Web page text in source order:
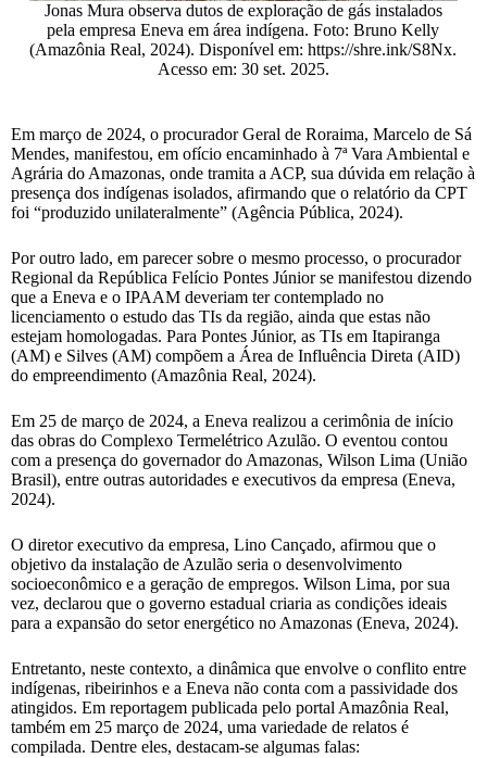
Jonas Mura observa dutos de exploração de gás instalados
pela empresa Eneva em área indígena. Foto: Bruno Kelly
(Amazônia Real, 2024). Disponível em: https://shre.ink/S8Nx.
Acesso em: 30 set. 2025.
Em março de 2024, o procurador Geral de Roraima, Marcelo de Sá
Mendes, manifestou, em ofício encaminhado à 7ª Vara Ambiental e
Agrária do Amazonas, onde tramita a ACP, sua dúvida em relação à
presença dos indígenas isolados, afirmando que o relatório da CPT
foi “produzido unilateralmente” (Agência Pública, 2024).
Por outro lado, em parecer sobre o mesmo processo, o procurador
Regional da República Felício Pontes Júnior se manifestou dizendo
que a Eneva e o IPAAM deveriam ter contemplado no
licenciamento o estudo das TIs da região, ainda que estas não
estejam homologadas. Para Pontes Júnior, as TIs em Itapiranga
(AM) e Silves (AM) compõem a Área de Influência Direta (AID)
do empreendimento (Amazônia Real, 2024).
Em 25 de março de 2024, a Eneva realizou a cerimônia de início
das obras do Complexo Termelétrico Azulão. O eventou contou
com a presença do governador do Amazonas, Wilson Lima (União
Brasil), entre outras autoridades e executivos da empresa (Eneva,
2024).
O diretor executivo da empresa, Lino Cançado, afirmou que o
objetivo da instalação de Azulão seria o desenvolvimento
socioeconômico e a geração de empregos. Wilson Lima, por sua
vez, declarou que o governo estadual criaria as condições ideais
para a expansão do setor energético no Amazonas (Eneva, 2024).
Entretanto, neste contexto, a dinâmica que envolve o conflito entre
indígenas, ribeirinhos e a Eneva não conta com a passividade dos
atingidos. Em reportagem publicada pelo portal Amazônia Real,
também em 25 março de 2024, uma variedade de relatos é
compilada. Dentre eles, destacam-se algumas falas: